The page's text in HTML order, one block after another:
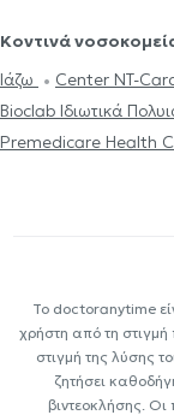
Κοντινά
Ιάζω
Center NT-
Bioclab Ιδιωτικά
Premedicare Health
Το doctoranytime
χρήστη από τη στιγμή
στιγμή της λύσης
ζητήσει
βιντεοκλήσης. Οι